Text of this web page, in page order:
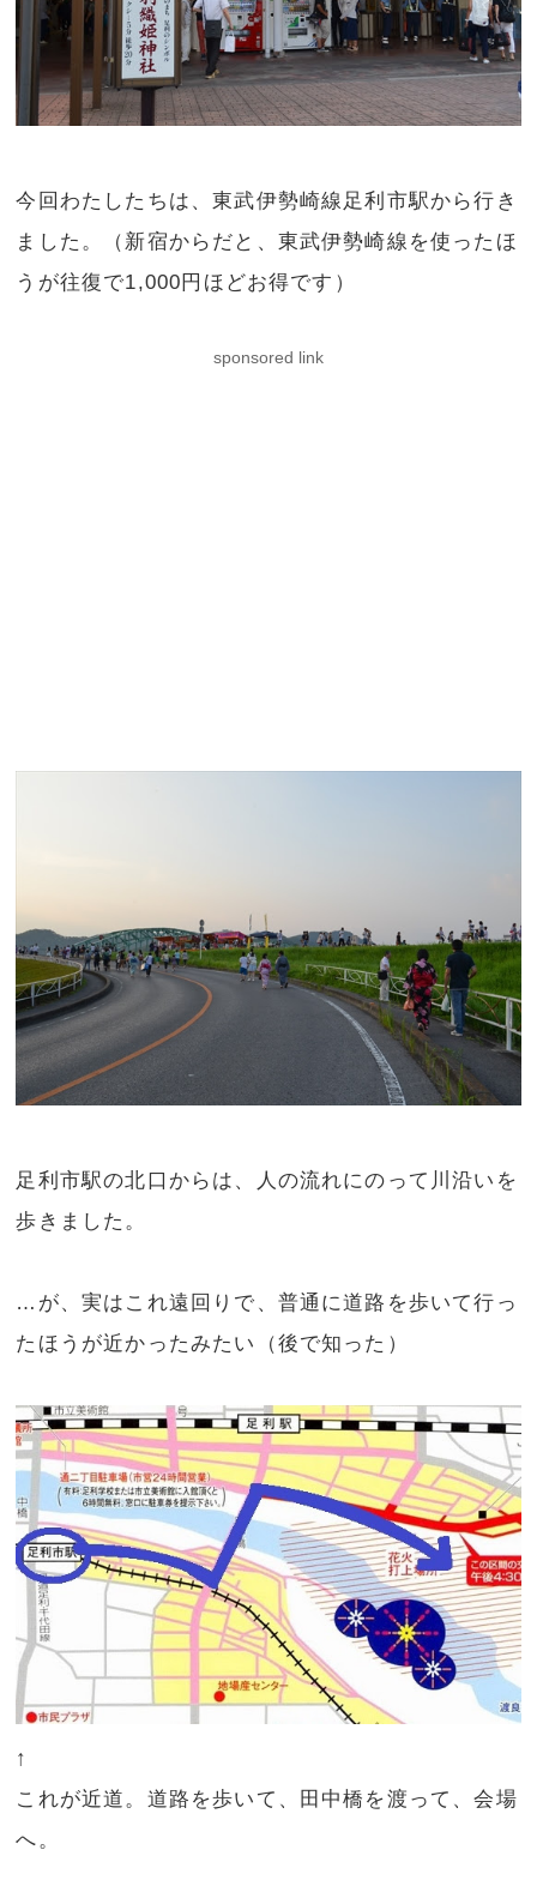
今回わたしたちは、東武伊勢崎線足利市駅から行き
ました。（新宿からだと、東武伊勢崎線を使ったほ
うが往復で1,000円ほどお得です）
sponsored link
足利市駅の北口からは、人の流れにのって川沿いを
歩きました。
…が、実はこれ遠回りで、普通に道路を歩いて行っ
たほうが近かったみたい（後で知った）
↑
これが近道。道路を歩いて、田中橋を渡って、会場
へ。